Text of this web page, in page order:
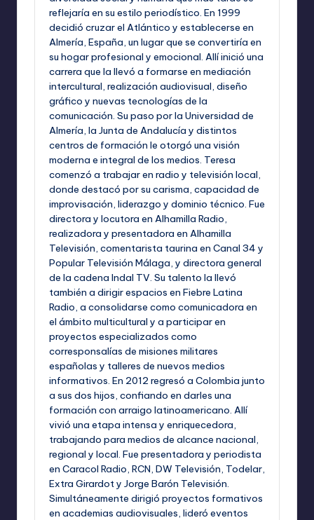
reflejaría en su estilo periodístico. En 1999
decidió cruzar el Atlántico y establecerse en
Almería, España, un lugar que se convertiría en
su hogar profesional y emocional. Allí inició una
carrera que la llevó a formarse en mediación
intercultural, realización audiovisual, diseño
gráfico y nuevas tecnologías de la
comunicación. Su paso por la Universidad de
Almería, la Junta de Andalucía y distintos
centros de formación le otorgó una visión
moderna e integral de los medios. Teresa
comenzó a trabajar en radio y televisión local,
donde destacó por su carisma, capacidad de
improvisación, liderazgo y dominio técnico. Fue
directora y locutora en Alhamilla Radio,
realizadora y presentadora en Alhamilla
Televisión, comentarista taurina en Canal 34 y
Popular Televisión Málaga, y directora general
de la cadena Indal TV. Su talento la llevó
también a dirigir espacios en Fiebre Latina
Radio, a consolidarse como comunicadora en
el ámbito multicultural y a participar en
proyectos especializados como
corresponsalías de misiones militares
españolas y talleres de nuevos medios
informativos. En 2012 regresó a Colombia junto
a sus dos hijos, confiando en darles una
formación con arraigo latinoamericano. Allí
vivió una etapa intensa y enriquecedora,
trabajando para medios de alcance nacional,
regional y local. Fue presentadora y periodista
en Caracol Radio, RCN, DW Televisión, Todelar,
Extra Girardot y Jorge Barón Televisión.
Simultáneamente dirigió proyectos formativos
en academias audiovisuales, lideró eventos